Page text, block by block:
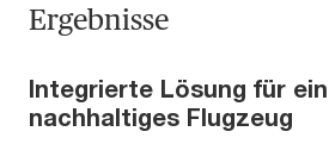
Ergebnisse
Integrierte Lösung für
nachhaltiges Flugzeug